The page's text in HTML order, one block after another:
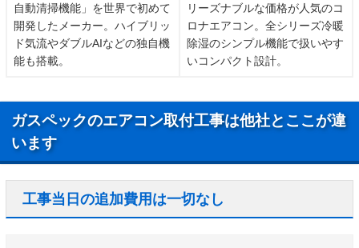
自動清掃機能」を世界で初めて
開発したメーカー。ハイブリッ
ド気流やダブルAIなどの独自機
能も搭載。
リーズナブルな価格が人気のコ
ロナエアコン。全シリーズ冷暖
除湿のシンプル機能で扱いやす
いコンパクト設計。
ガスペックのエアコン取付工事は他社とここが違
います
工事当日の追加費用は一切なし